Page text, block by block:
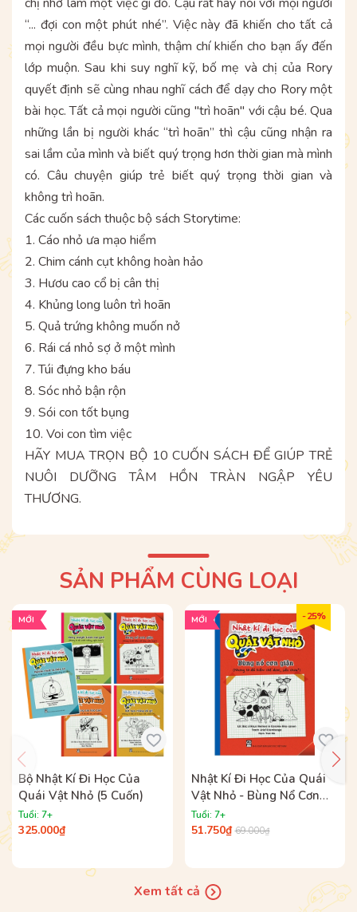
“... đợi con một phút nhé”. Việc này đã khiến cho tất cả
mọi người đều bực mình, thậm chí khiến cho bạn ấy đến
lớp muộn. Sau khi suy nghĩ kỹ, bố mẹ và chị của Rory
quyết định sẽ cùng nhau nghĩ cách để dạy cho Rory một
bài học. Tất cả mọi người cũng "trì hoãn" với cậu bé. Qua
những lần bị người khác “trì hoãn” thì cậu cũng nhận ra
sai lầm của mình và biết quý trọng hơn thời gian mà mình
có. Câu chuyện giúp trẻ biết quý trọng thời gian và
không trì hoãn.
Các cuốn sách thuộc bộ sách Storytime:
1. Cáo nhỏ ưa mạo hiểm
2. Chim cánh cụt không hoàn hảo
3. Hươu cao cổ bị cân thị
4. Khủng long luôn trì hoãn
5. Quả trứng không muốn nở
6. Rái cá nhỏ sợ ở một mình
7. Túi đựng kho báu
8. Sóc nhỏ bận rộn
9. Sói con tốt bụng
10. Voi con tìm việc
HÃY MUA TRỌN BỘ 10 CUỐN SÁCH ĐỂ GIÚP TRẺ
NUÔI DƯỠNG TÂM HỒN TRÀN NGẬP YÊU
THƯƠNG.
SẢN PHẨM CÙNG LOẠI
MỚI
Bộ Nhật Kí Đi Học Của
Quái Vật Nhỏ (5 Cuốn)
Tuổi: 7+
325.000₫
- 25%
MỚI
Nhật Kí Đi Học Của Quái
Vật Nhỏ - Bùng Nổ Cơn
Giận (Nhưng Tớ Đã Kiềm
Chế Được, Siêu Chưa?)
Tuổi: 7+
51.750₫ 69.000₫
Xem tất cả